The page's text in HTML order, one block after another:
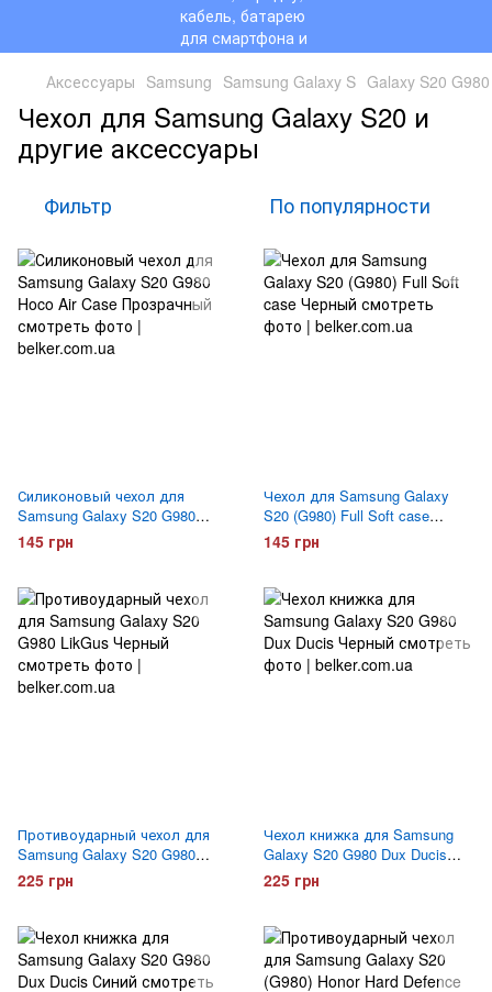
Аксессуары Samsung Samsung Galaxy S Galaxy S20 G980
Чехол для Samsung Galaxy S20 и
другие аксессуары
Фильтр По популярности
Силиконовый чехол для
Samsung Galaxy S20 G980
Hoco Air Case
145 грн
Чехол для Samsung Galaxy
S20 (G980) Full Soft case
Черный
145 грн
Противоударный чехол для
Samsung Galaxy S20 G980
LikGus Черный
225 грн
Чехол книжка для Samsung
Galaxy S20 G980 Dux Ducis
Черный
225 грн